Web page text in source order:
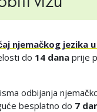
njemačkog jezika
do 14 danaprije
odbijanja
besplatno do 7